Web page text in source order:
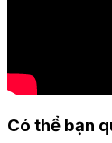
Có thể bạn